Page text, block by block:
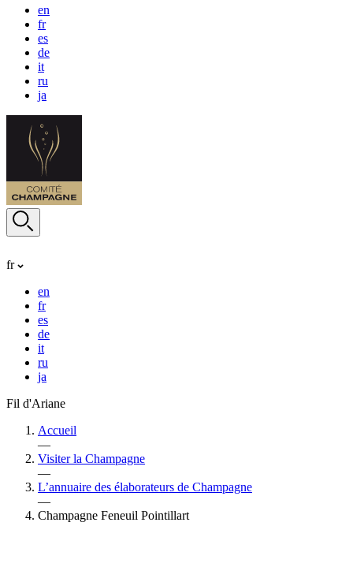
en
fr
es
de
it
ru
ja
fr
en
fr
es
de
it
ru
ja
Fil d'Ariane
Accueil
—
Visiter la Champagne
—
L’annuaire des élaborateurs de Champagne
—
Champagne Feneuil Pointillart